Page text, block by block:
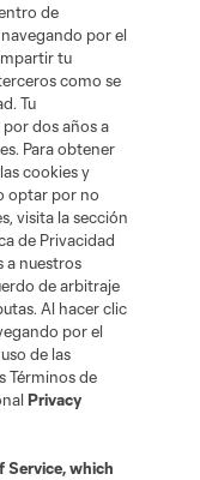
Settings
name and shield are
(“MLS”). The names
law trademarks of
Any unauthorized use
de
por el
tu
como se
Tu
dos años a
Para obtener
cookies y
optar por no
visita la sección
de Privacidad
a nuestros
de arbitraje
Al hacer clic
por el
de las
Términos de
Privacy
Service, which